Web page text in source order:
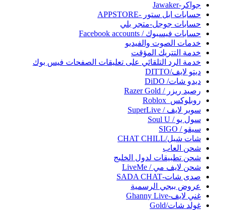
جواكر-Jawaker
حسابات ابل ستور -APPSTORE
حسابات جوجل-متجر بلي
حسابات فيسبوك / Facebook accounts
خدمات الصوت والفيديو
خدمة التتريك المؤقت
خدمة الرد التلقائي على تعليقات الصفحات فيس بوك
ديتو لايف/DITTO
ديدو شات/ DiDO
رصيد ريزر / Razer Gold
روبلوكس_Roblox
سوبر لايف / SuperLive
سول يو / Soul U
سيقو / SIGO
شات شيل/CHAT CHILL
شحن العاب
شحن تطبيقات لدول الخليج
شحن لايف مي / LiveMe
صدى شات-SADA CHAT
عروض ببجي الرسمية
غني لايف-Ghanny Live
غولد شات/Gold